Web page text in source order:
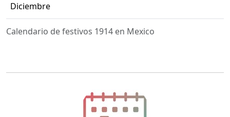
Calendario de festivos 1914 en Mexico
Diciembre